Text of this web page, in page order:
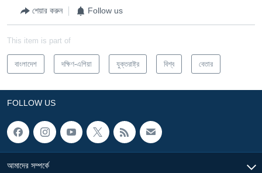
শেয়ার করুন Follow us
This item is part of
বাংলাদেশ দক্ষিণ-এশিয়া যুক্তরাষ্ট্র বিশ্ব বেতার
FOLLOW US
আমাদের সম্পর্কে